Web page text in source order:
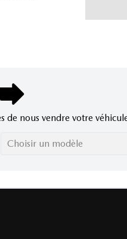
de nous vendre votre
Choisir un modèle